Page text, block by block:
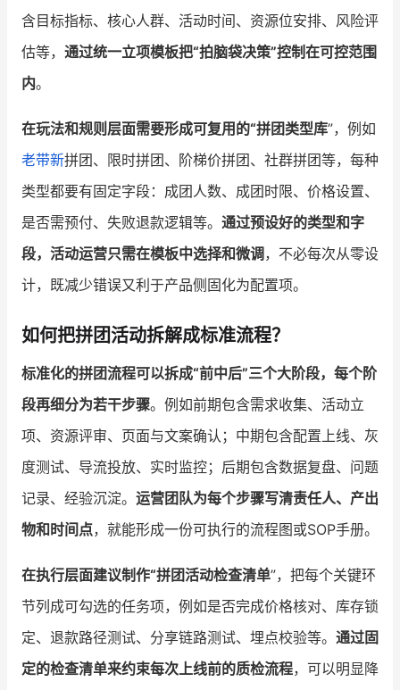
含目标指标、核心人群、活动时间、资源位安排、风险评
估等， 通过统一立项模板把“拍脑袋决策”控制在可控范围
内。
在玩法和规则层面需要形成可复用的“拼团类型库”，例如
老带新拼团、限时拼团、阶梯价拼团、社群拼团等，每种
类型都要有固定字段：成团人数、成团时限、价格设置、
是否需预付、失败退款逻辑等。 通过预设好的类型和字
段，活动运营只需在模板中选择和微调 ，不必每次从零设
计，既减少错误又利于产品侧固化为配置项。
如何把拼团活动拆解成标准流程？
标准化的拼团流程可以拆成“前中后”三个大阶段，每个阶
段再细分为若干步骤。例如前期包含需求收集、活动立
项、资源评审、页面与文案确认；中期包含配置上线、灰
度测试、导流投放、实时监控；后期包含数据复盘、问题
记录、经验沉淀。 运营团队为每个步骤写清责任人、产出
物和时间点，就能形成一份可执行的流程图或SOP手册。
在执行层面建议制作“拼团活动检查清单”，把每个关键环
节列成可勾选的任务项，例如是否完成价格核对、库存锁
定、退款路径测试、分享链路测试、埋点校验等。 通过固
定的检查清单来约束每次上线前的质检流程，可以明显降